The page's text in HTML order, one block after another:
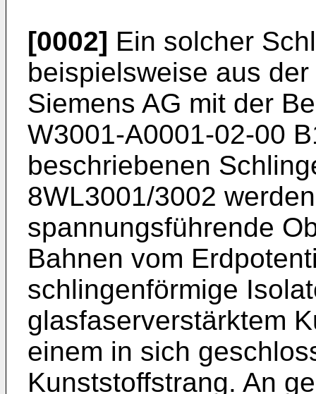
[0002] Ein solcher
beispielsweise aus
Siemens AG mit der
W3001-A0001-02-00
beschriebenen
8WL3001/3002
spannungsführende
Bahnen vom
schlingenförmige
glasfaserverstärktem
einem in sich
Kunststoffstrang. An